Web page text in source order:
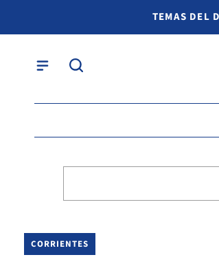
TEMAS DEL
CORRIENTES